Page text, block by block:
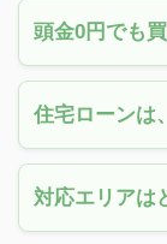
頭金0円でも
住宅ローンは
対応エリアは